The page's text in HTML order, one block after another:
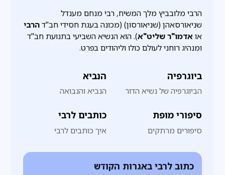
הרבי מלובביץ מלך המשיח, רבי מנחם מענדל
שניאורסאהן (שניאורסון) (מכונה בעגת חסידי חב"דהרבי
אואדמו"ר שליט"א). הוא הנשיא השביעי בתנועת חב"ד
ומנהיג רוחני לעולם כולו וליהודים בפרט.
ביוגרפיה
הביוגרפיה של נשיא הדור
הנביא
הנביא והנבואה
סיפורי מופת
סיפורים מרתקים
כותבים לרבי
איך כותבים לרבי
כתוב לרבי באגרות הקודש